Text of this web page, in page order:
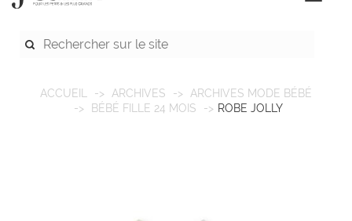
ACCUEIL ARCHIVES
ARCHIVES MODE BÉBÉ
BÉBÉ FILLE 24 MOIS
ROBE JOLLY